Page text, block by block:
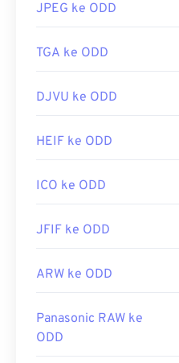
JPEG ke ODD
TGA ke ODD
DJVU ke ODD
HEIF ke ODD
ICO ke ODD
JFIF ke ODD
ARW ke ODD
Panasonic RAW ke
ODD